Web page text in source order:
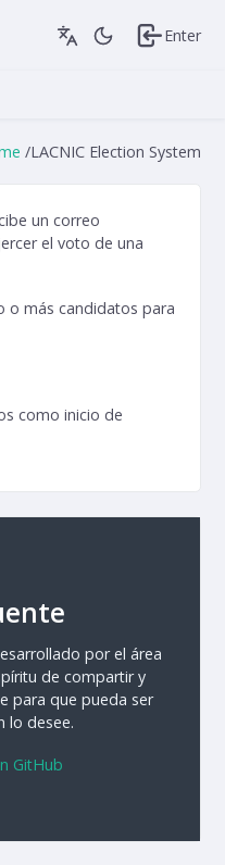
Enter
/LACNIC Election System
un correo
el voto de una
o más candidatos para
como inicio de
por el área
de compartir y
para que pueda ser
lo desee.
GitHub